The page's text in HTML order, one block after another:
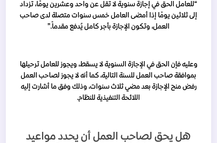
“للعامل الحق في إجازة سنوية لا تقل عن واحد وعشرين يومًا، تزداد
إلى ثلاثين يومًا إذا أمضى العامل خمس سنوات متصلة لدى صاحب
العمل، وتكون الإجازة بأجر كامل يُدفع مقدماً.”
وعليه فإن الحق في الإجازة السنوية لا يسقط، ويجوز للعامل ترحيلها
بموافقة صاحب العمل للسنة التالية، كما أنه لا يجوز لصاحب العمل
رفض منح الإجازة بعد مضي ثلاث سنوات، وذلك وفق ما أشارت إليه
اللائحة التنفيذية للنظام.
هل يحق لصاحب العمل أن يحدد مواعيد